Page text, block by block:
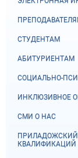
СТУДЕНТАМ
АБИТУРИЕНТАМ
СОЦИАЛЬНО-
ИНКЛЮЗИВНОЕ
СМИ О НАС
КВАЛИФИКАЦИЙ